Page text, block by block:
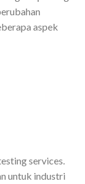
aspek
services.
untuk industri